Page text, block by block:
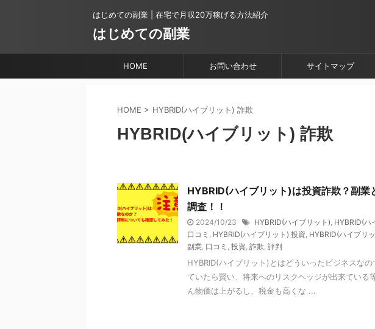
はじめての副業 | 在宅で月収20万稼げる方法紹介
はじめての副業
HOME お問い合わせ サイトマップ
HOME > HYBRID(ハイブリット) 詐欺
HYBRID(ハイブリット) 詐欺
HYBRID(ハイブリット)は投資詐欺？副業
調査！！
2024/10/23 HYBRID(ハイブリット), HYBRID(ハ
口コミ , HYBRID(ハイブリット) 投資, HYBRID(ハイブリ
副業, 口コミ , 投資, 詐欺, 評判
HYBRID(ハイブリット)とはどういったビジネスな
ていたら賢い、将来へのリスクヘッジが出来ている
ん物価は上がるし、税金も高くな ...